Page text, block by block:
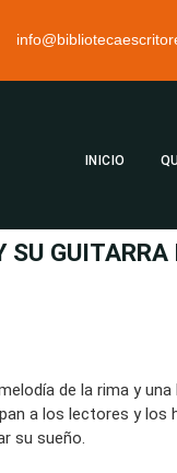
INICIO
SU
de la rima y
a los lectores y
su sueño.